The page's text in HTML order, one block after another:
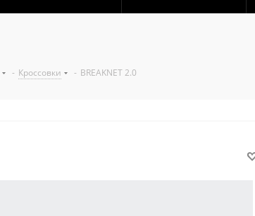
- Кроссовки - BREAKNET 2.0